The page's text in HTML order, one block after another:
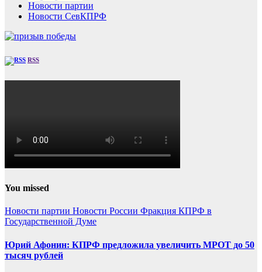
Новости партии
Новости СевКПРФ
RSS
You missed
Новости партии Новости России Фракция КПРФ в
Государственной Думе
Юрий Афонин: КПРФ предложила увеличить МРОТ до 50
тысяч рублей